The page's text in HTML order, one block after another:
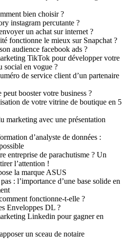
bien choisir ?
instagram percutante ?
un achat sur internet ?
fonctionne le mieux sur Snapchat ?
audience facebook ads ?
TikTok pour développer votre
social en vogue ?
de service client d’un partenaire
booster votre business ?
de votre vitrine de boutique en 5
marketing avec une présentation
d’analyste de données :
entreprise de parachutisme ? Un
l’attention !
la marque ASUS
: l’importance d’une base solide en
fonctionne-t-elle ?
Enveloppes DL ?
Linkedin pour gagner en
un sceau de notaire